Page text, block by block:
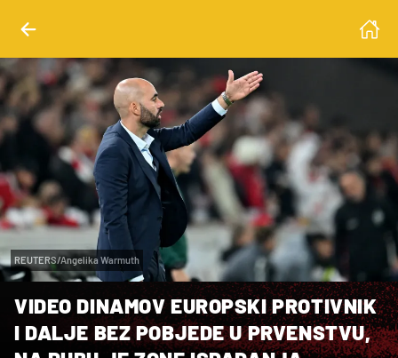
REUTERS/Angelika Warmuth
VIDEO DINAMOV EUROPSKI PROTIVNIK
I DALJE BEZ POBJEDE U PRVENSTVU,